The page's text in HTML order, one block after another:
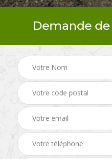
Demande